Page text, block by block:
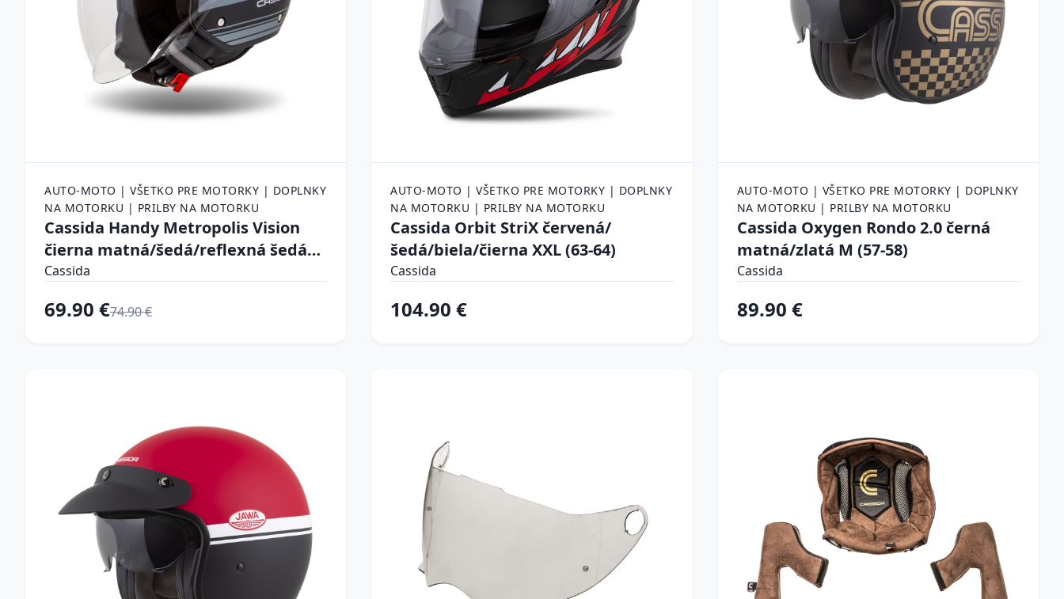
AUTO-MOTO | VŠETKO PRE MOTORKY | DOPLNKY
NA MOTORKU | PRILBY NA MOTORKU
Cassida Handy Metropolis Vision
čierna matná/šedá/reflexná šedá
XXL (61)
Cassida
69.90 €74.90 €
AUTO-MOTO | VŠETKO PRE MOTORKY | DOPLNKY
NA MOTORKU | PRILBY NA MOTORKU
Cassida Orbit StriX červená/
šedá/biela/čierna XXL (63-64)
Cassida
104.90 €
AUTO-MOTO | VŠETKO PRE MOTORKY | DOPLNKY
NA MOTORKU | PRILBY NA MOTORKU
Cassida Oxygen Rondo 2.0 černá
matná/zlatá M (57-58)
Cassida
89.90 €